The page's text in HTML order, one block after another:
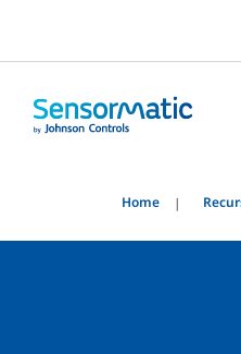
Home